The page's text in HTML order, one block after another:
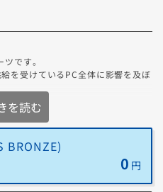
です。
を受けているPC全体に影響を及ぼ
を選ぶことが大切です。
読む
BRONZE)
0 円